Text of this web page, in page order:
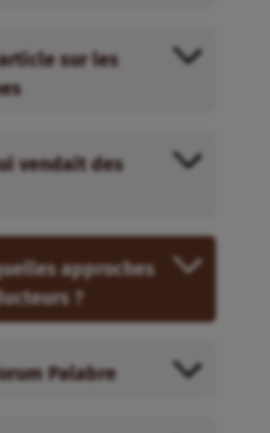
sur les
vendait des
approches
?
Palabre